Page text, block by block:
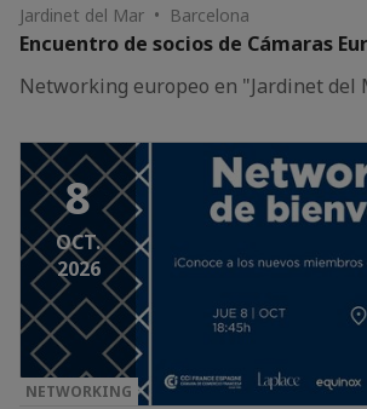
Jardinet del Mar • Barcelona
Encuentro de socios de Cámaras
Networking europeo en "Jardinet del
8
OCT.
2026
NETWORKING